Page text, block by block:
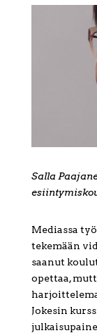
Salla
Mediassa
tekemään
saanut
opettaa,
Jokesin